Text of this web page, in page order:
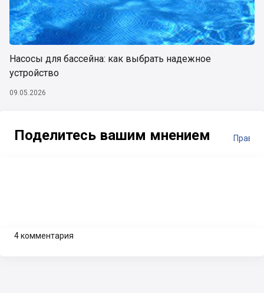
Насосы для бассейна: как выбрать надежное
устройство
09.05.2026
Поделитесь вашим мнением
4 комментария